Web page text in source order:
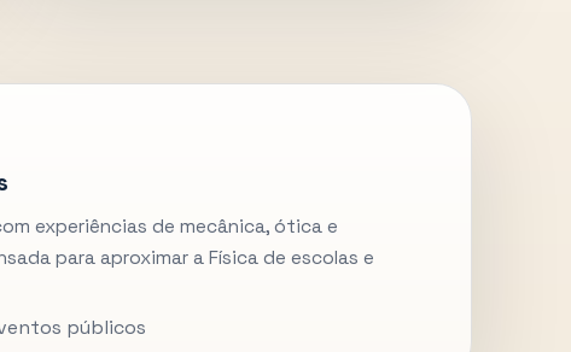
experiências de mecânica, ótica e
para aproximar a Física de escolas e
públicos